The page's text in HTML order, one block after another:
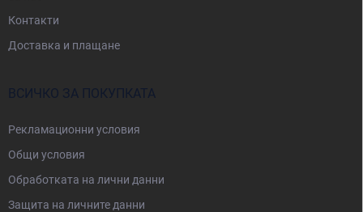
Контакти
Доставка и плащане
ВСИЧКО ЗА ПОКУПКАТА
Рекламационни условия
Общи условия
Oбработката на лични данни
Защита на личните данни